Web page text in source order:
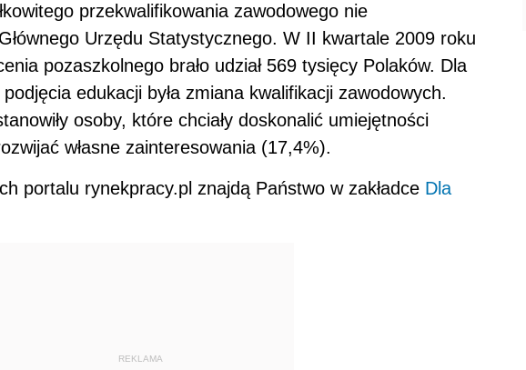
przekwalifikowania zawodowego nie
Urzędu Statystycznego. W II kwartale 2009 roku
pozaszkolnego brało udział 569 tysięcy Polaków. Dla
edukacji była zmiana kwalifikacji zawodowych.
osoby, które chciały doskonalić umiejętności
własne zainteresowania (17,4%).
portalu rynekpracy.pl znajdą Państwo w zakładce Dla
REKLAMA